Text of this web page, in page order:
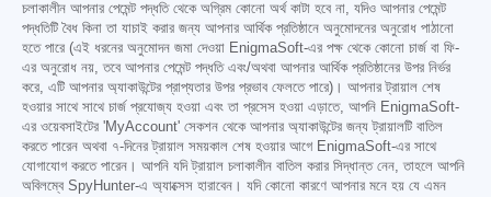
চলাকালীন আপনার পেমেন্ট পদ্ধতি থেকে অগ্রিম কোনো অর্থ কাটা হবে না, যদিও আপনার পেমেন্ট
পদ্ধতিটি বৈধ কিনা তা যাচাই করার জন্য আপনার আর্থিক প্রতিষ্ঠানে অনুমোদনের অনুরোধ পাঠানো
হতে পারে (এই ধরনের অনুমোদন জমা দেওয়া EnigmaSoft-এর পক্ষ থেকে কোনো চার্জ বা ফি-
এর অনুরোধ নয়, তবে আপনার পেমেন্ট পদ্ধতি এবং/অথবা আপনার আর্থিক প্রতিষ্ঠানের উপর নির্ভর
করে, এটি আপনার অ্যাকাউন্টের প্রাপ্যতার উপর প্রভাব ফেলতে পারে)। আপনার ট্রায়াল শেষ
হওয়ার সাথে সাথে চার্জ প্রযোজ্য হওয়া এবং তা প্রসেস হওয়া এড়াতে, আপনি EnigmaSoft-
এর ওয়েবসাইটের 'MyAccount' সেকশন থেকে আপনার অ্যাকাউন্টের জন্য ট্রায়ালটি বাতিল
করতে পারেন অথবা ৭-দিনের ট্রায়াল সময়কাল শেষ হওয়ার আগে EnigmaSoft-এর সাথে
যোগাযোগ করতে পারেন। আপনি যদি ট্রায়াল চলাকালীন বাতিল করার সিদ্ধান্ত নেন, তাহলে আপনি
অবিলম্বে SpyHunter-এ অ্যাক্সেস হারাবেন। যদি কোনো কারণে আপনার মনে হয় যে এমন